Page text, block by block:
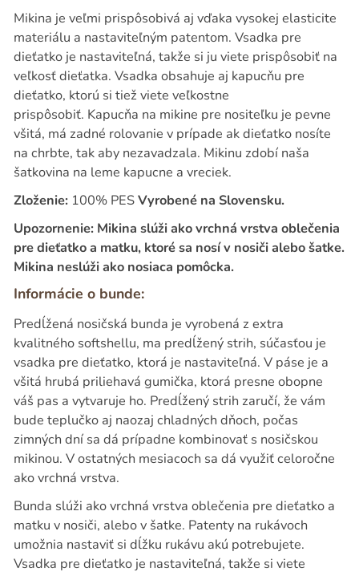
Mikina je veľmi prispôsobivá aj vďaka vysokej elasticite
materiálu a nastaviteľným patentom. Vsadka pre
dieťatko je nastaviteľná, takže si ju viete prispôsobiť na
veľkosť dieťatka. Vsadka obsahuje aj kapucňu pre
dieťatko, ktorú si tiež viete veľkostne
prispôsobiť. Kapucňa na mikine pre nositeľku je pevne
všitá, má zadné rolovanie v prípade ak dieťatko nosíte
na chrbte, tak aby nezavadzala. Mikinu zdobí naša
šatkovina na leme kapucne a vreciek.
Zloženie:100% PESVyrobené na Slovensku.
Upozornenie: Mikina slúži ako vrchná vrstva oblečenia
pre dieťatko a matku, ktoré sa nosí v nosiči alebo šatke.
Mikina neslúži ako nosiaca pomôcka.
Informácie o bunde:
Predĺžená nosičská bunda je vyrobená z extra
kvalitného softshellu, ma predĺžený strih, súčasťou je
vsadka pre dieťatko, ktorá je nastaviteľná. V páse je a
všitá hrubá priliehavá gumička, ktorá presne obopne
váš pas a vytvaruje ho. Predĺžený strih zaručí, že vám
bude teplučko aj naozaj chladných dňoch, počas
zimných dní sa dá prípadne kombinovať s nosičskou
mikinou. V ostatných mesiacoch sa dá využiť celoročne
ako vrchná vrstva.
Bunda slúži ako vrchná vrstva oblečenia pre dieťatko a
matku v nosiči, alebo v šatke. Patenty na rukávoch
umožnia nastaviť si dĺžku rukávu akú potrebujete.
Vsadka pre dieťatko je nastaviteľná, takže si viete